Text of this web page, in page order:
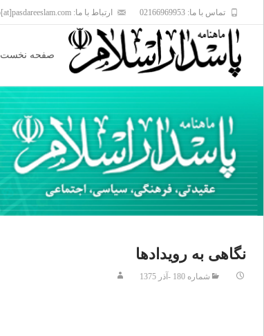
تماس با ما: 02166969953 ارتباط با ما: info[at]pasdareeslam.com
content
صفحه نخست
نگاهى به رويدادها
شماره 180 -آذر 1375